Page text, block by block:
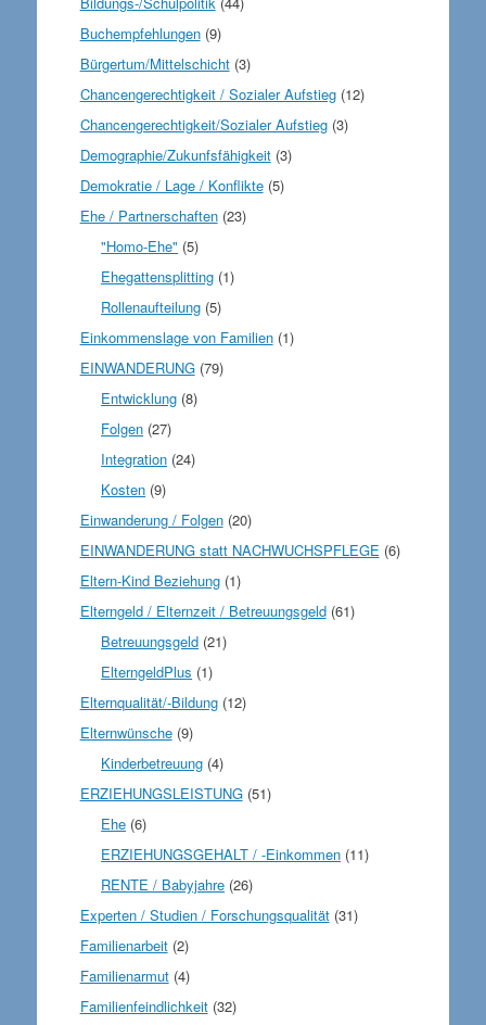
Buchempfehlungen(9)
Bürgertum/Mittelschicht(3)
Chancengerechtigkeit / Sozialer Aufstieg(12)
Chancengerechtigkeit/Sozialer Aufstieg(3)
Demographie/Zukunfsfähigkeit(3)
Demokratie / Lage / Konflikte(5)
Ehe / Partnerschaften(23)
"Homo-Ehe" (5)
Ehegattensplitting (1)
Rollenaufteilung (5)
Einkommenslage von Familien(1)
EINWANDERUNG(79)
Entwicklung (8)
Folgen (27)
Integration (24)
Kosten (9)
Einwanderung / Folgen(20)
EINWANDERUNG statt NACHWUCHSPFLEGE (6)
Eltern-Kind Beziehung(1)
Elterngeld / Elternzeit / Betreuungsgeld(61)
Betreuungsgeld (21)
ElterngeldPlus (1)
Elternqualität/-Bildung(12)
Elternwünsche(9)
Kinderbetreuung (4)
ERZIEHUNGSLEISTUNG(51)
Ehe (6)
ERZIEHUNGSGEHALT / -Einkommen (11)
RENTE / Babyjahre (26)
Experten / Studien / Forschungsqualität(31)
Familienarbeit(2)
Familienarmut(4)
Familienfeindlichkeit(32)